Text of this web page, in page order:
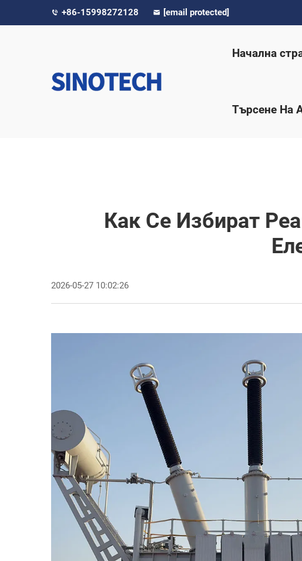
+86-15998272128 [email protected]
Начална
Търсене На
Как Се Избират
2026-05-27 10:02:26